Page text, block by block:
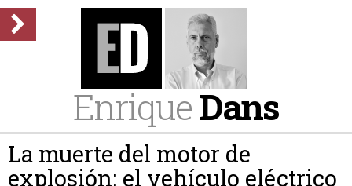
EnriqueDans
La muerte del motor de
explosión: el vehículo eléctrico